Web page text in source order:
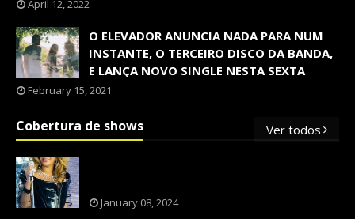
April 12, 2022
O ELEVADOR ANUNCIA NADA PARA NUM
INSTANTE, O TERCEIRO DISCO DA BANDA,
E LANÇA NOVO SINGLE NESTA SEXTA
February 15, 2021
Cobertura de shows Ver todos
January 08, 2024